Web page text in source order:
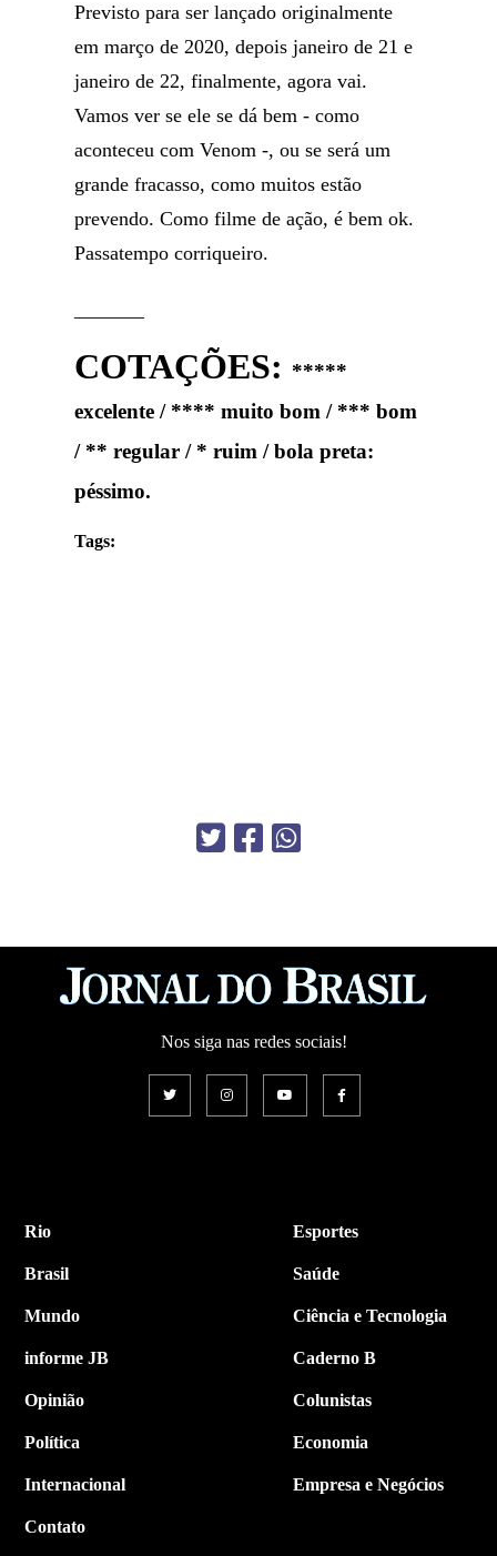
Previsto para ser lançado originalmente
em março de 2020, depois janeiro de 21 e
janeiro de 22, finalmente, agora vai.
Vamos ver se ele se dá bem - como
aconteceu com Venom -, ou se será um
grande fracasso, como muitos estão
prevendo. Como filme de ação, é bem ok.
Passatempo corriqueiro.
COTAÇÕES: *****
excelente / **** muito bom / *** bom
/ ** regular / * ruim / bola preta:
péssimo.
Tags:
Nos siga nas redes sociais!
Rio
Brasil
Mundo
informe JB
Opinião
Política
Internacional
Contato
Esportes
Saúde
Ciência e Tecnologia
Caderno B
Colunistas
Economia
Empresa e Negócios